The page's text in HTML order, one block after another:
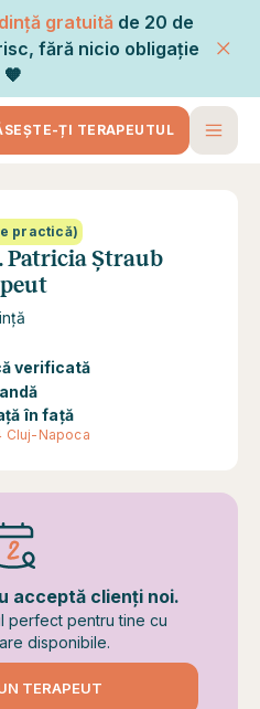
gratuită de 20 de
fără nicio obligație
🧡
ȚI TERAPEUTUL
practică)
Patricia Ștraub
verificată
în față
Cluj-Napoca
acceptă clienți noi.
perfect pentru tine cu
disponibile.
TERAPEUT